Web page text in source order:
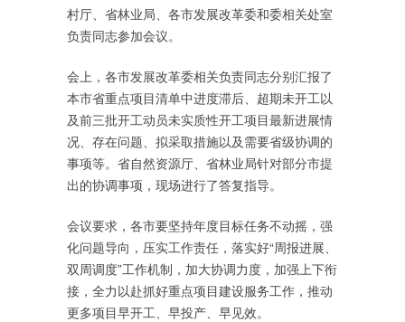
村厅、省林业局、各市发展改革委和委相关处室
负责同志参加会议。
会上，各市发展改革委相关负责同志分别汇报了
本市省重点项目清单中进度滞后、超期未开工以
及前三批开工动员未实质性开工项目最新进展情
况、存在问题、拟采取措施以及需要省级协调的
事项等。省自然资源厅、省林业局针对部分市提
出的协调事项，现场进行了答复指导。
会议要求，各市要坚持年度目标任务不动摇，强
化问题导向，压实工作责任，落实好“周报进展、
双周调度”工作机制，加大协调力度，加强上下衔
接，全力以赴抓好重点项目建设服务工作，推动
更多项目早开工、早投产、早见效。